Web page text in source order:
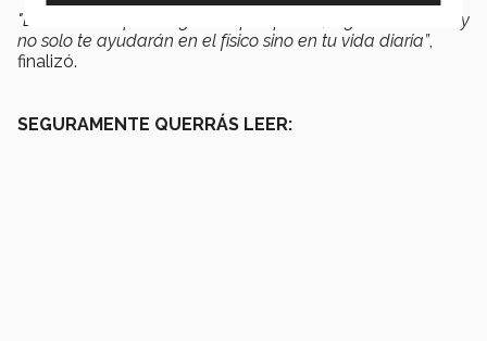
"Lo necesitas para lograr lo que quieres, lograr tus metas y
no solo te ayudarán en el físico sino en tu vida diaria”,
finalizó.
SEGURAMENTE QUERRÁS LEER: